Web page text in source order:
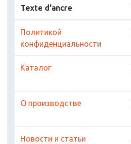
Texte d'ancre
Политикой
конфиденциальности
Каталог
О производстве
Новости и статьи